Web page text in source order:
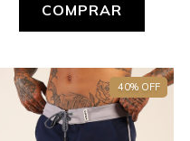
COMPRAR
40% OFF